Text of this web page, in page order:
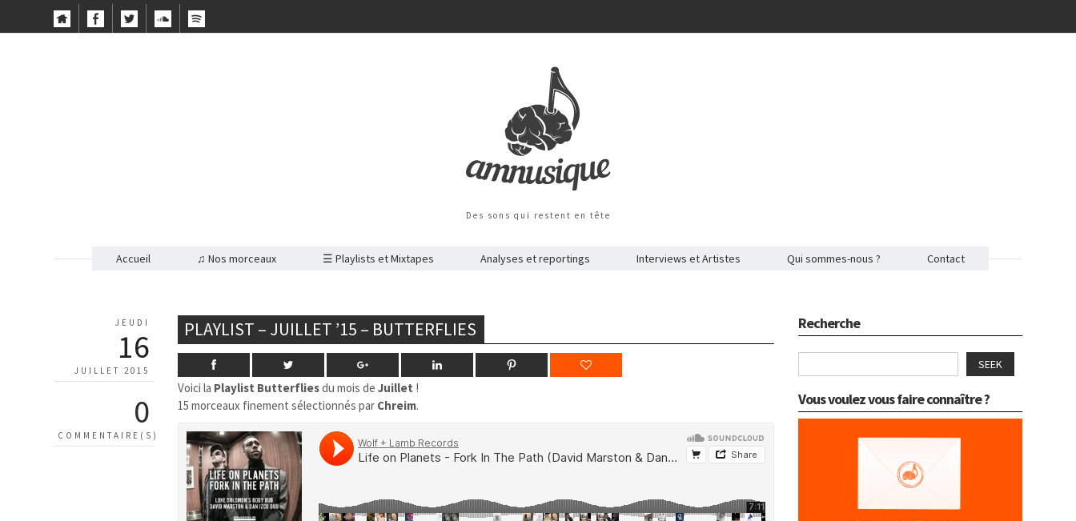
Des sons qui restent en tête
Accueil ♫ Nos morceaux ☰ Playlists et Mixtapes Analyses et reportings Interviews et Artistes Qui sommes-nous ? Contact
JEUDI
16
JUILLET 2015
0
COMMENTAIRE(S)
PLAYLIST – JUILLET ’15 – BUTTERFLIES
Voici la Playlist Butterfliesdu mois deJuillet !
15 morceaux finement sélectionnés par Chreim.
Recherche
SEEK
Vous voulez vous faire connaître ?